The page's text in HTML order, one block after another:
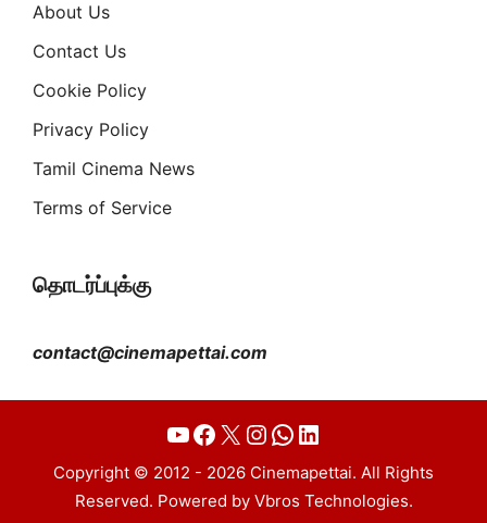
About Us
Contact Us
Cookie Policy
Privacy Policy
Tamil Cinema News
Terms of Service
தொடர்ப்புக்கு
contact@cinemapettai.com
YouTube
Facebook
X Instagram
WhatsApp
LinkedIn
Copyright © 2012 - 2026 Cinemapettai. All Rights
Reserved. Powered by Vbros Technologies.